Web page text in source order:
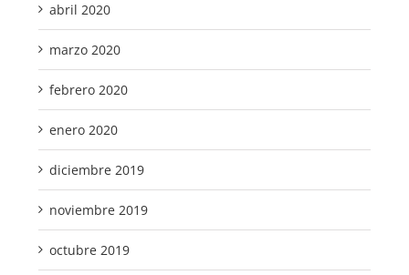
abril 2020
marzo 2020
febrero 2020
enero 2020
diciembre 2019
noviembre 2019
octubre 2019